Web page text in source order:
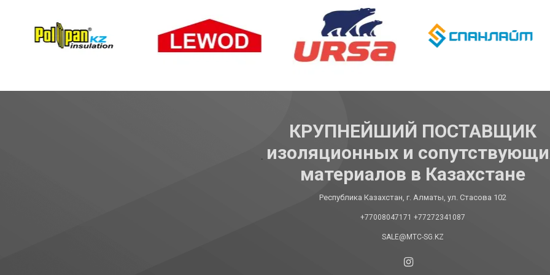
КРУПНЕЙШИЙ ПОСТАВЩИК
изоляционных и
материалов в Казахстане
Республика Казахстан, г. Алматы, ул. Стасова 102
+77008047171 +77272341087
SALE@MTC-SG.KZ